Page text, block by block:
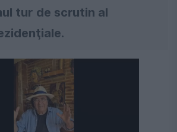
tur de scrutin al